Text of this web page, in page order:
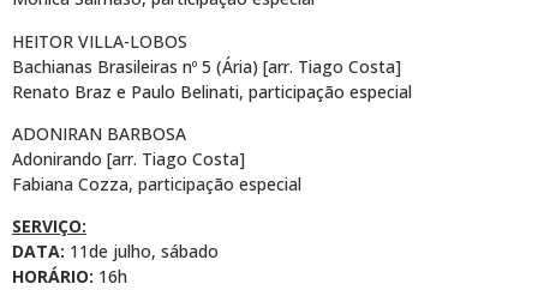
HEITOR VILLA-LOBOS
Bachianas Brasileiras nº 5 (Ária) [arr. Tiago Costa]
Renato Braz e Paulo Belinati, participação especial
ADONIRAN BARBOSA
Adonirando [arr. Tiago Costa]
Fabiana Cozza, participação especial
SERVIÇO:
DATA: 11de julho, sábado
HORÁRIO: 16h